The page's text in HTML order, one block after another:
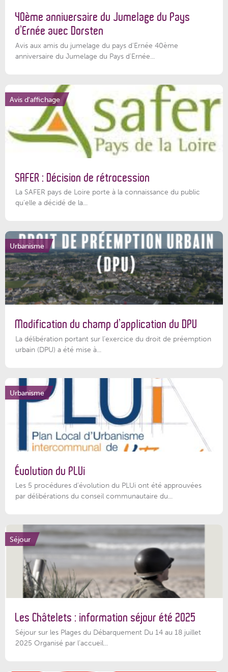
40ème anniversaire du Jumelage du Pays
d’Ernée avec Dorsten
Avis aux amis du jumelage du pays d'Ernée 40ème
anniversaire du Jumelage du Pays d'Ernée...
Avis d'affichage
SAFER : Décision de rétrocession
La SAFER pays de Loire porte à la connaissance du public
qu’elle a décidé de la...
Urbanisme
Modification du champ d’application du DPU
La délibération portant sur l’exercice du droit de préemption
urbain (DPU) a été mise à...
Urbanisme
Évolution du PLUi
Les 5 procédures d’évolution du PLUi ont été approuvées
par délibérations du conseil communautaire du...
Séjour
Les Châtelets : information séjour été 2025
Séjour sur les Plages du Débarquement Du 14 au 18 juillet
2025 Organisé par l’accueil...